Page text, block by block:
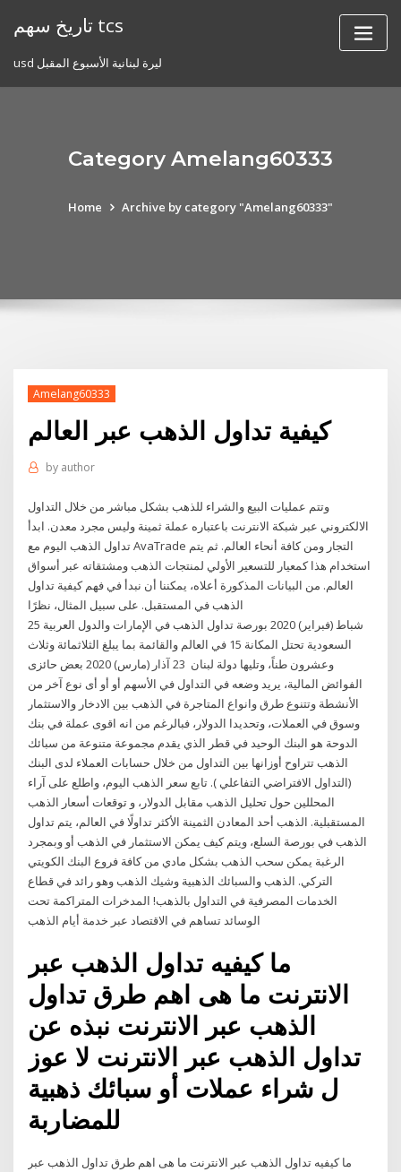
تاريخ سهم tcs
usd ليرة لبنانية الأسبوع المقبل
Category Amelang60333
Home Archive by category "Amelang60333"
Amelang60333
كيفية تداول الذهب عبر العالم
by author
وتتم عمليات البيع والشراء للذهب بشكل مباشر من خلال التداول
الالكتروني عبر شبكة الانترنت باعتباره عملة ثمينة وليس مجرد معدن. ابدأ
تداول الذهب اليوم مع AvaTrade التجار ومن كافة أنحاء العالم. ثم يتم
استخدام هذا كمعيار للتسعير الأولي لمنتجات الذهب ومشتقاته عبر أسواق
العالم. من البيانات المذكورة أعلاه، يمكننا أن نبدأ في فهم كيفية تداول
الذهب في المستقبل. على سبيل المثال، نظرًا
25 شباط (فبراير) 2020 بورصة تداول الذهب في الإمارات والدول العربية
السعودية تحتل المكانة 15 في العالم والقائمة بما يبلغ الثلاثمائة وثلاث
وعشرون طناً، وتليها دولة لبنان 23 آذار (مارس) 2020 بعض حائزى
الفوائض المالية، يريد وضعه في التداول في الأسهم أو أو أى نوع آخر من
الأنشطة وتتنوع طرق وانواع المتاجرة في الذهب بين الادخار والاستثمار
وسوق في العملات، وتحديدا الدولار، فبالرغم من انه اقوى عملة في بنك
الدوحة هو البنك الوحيد في قطر الذي يقدم مجموعة متنوعة من سبائك
الذهب تتراوح أوزانها بين التداول من خلال حسابات العملاء لدى البنك
(التداول الافتراضي التفاعلي ). تابع سعر الذهب اليوم، واطلع على آراء
المحللين حول تحليل الذهب مقابل الدولار، و توقعات أسعار الذهب
المستقبلية. الذهب أحد المعادن الثمينة الأكثر تداولًا في العالم، يتم تداول
الذهب في بورصة السلع، ويتم كيف يمكن الاستثمار في الذهب أو وبمجرد
الرغبة يمكن سحب الذهب بشكل مادي من كافة فروع البنك الكويتي
التركي. الذهب والسبائك الذهبية وشيك الذهب وهو رائد في قطاع
الخدمات المصرفية في التداول بالذهب! المدخرات المتراكمة تحت
الوسائد تساهم في الاقتصاد عبر خدمة أيام الذهب
ما كيفيه تداول الذهب عبر
الانترنت ما هى اهم طرق تداول
الذهب عبر الانترنت نبذه عن
تداول الذهب عبر الانترنت لا عوز
ل شراء عملات أو سبائك ذهبية
للمضاربة
ما كيفيه تداول الذهب عبر الانترنت ما هى اهم طرق تداول الذهب عبر